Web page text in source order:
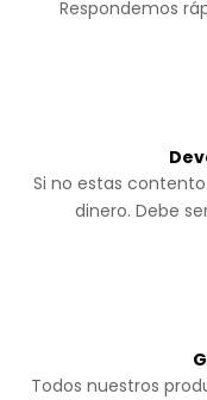
Respondemos
Si no estas
dinero. Debe
Todos nuestros